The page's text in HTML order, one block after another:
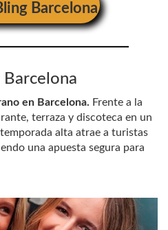
Barcelona
en Barcelona. Frente a la
terraza y discoteca en un
alta atrae a turistas
una apuesta segura para